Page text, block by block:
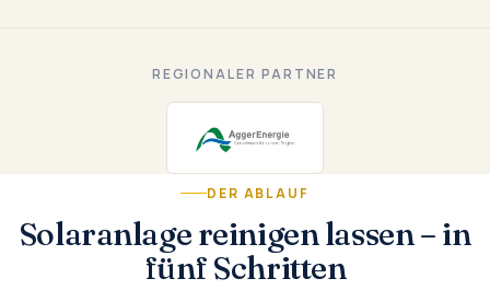
REGIONALER PARTNER
DER ABLAUF
Solaranlage reinigen lassen – in
fünf Schritten